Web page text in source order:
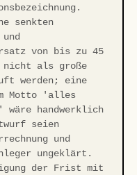
senkten
von bis zu 45
nicht als große
werden; eine
Motto 'alles
handwerklich
seien
und
ungeklärt.
der Frist mit